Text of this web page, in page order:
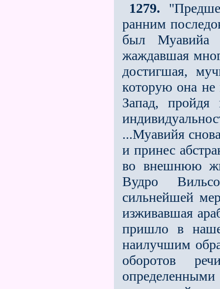
1279.
ранним
был Муавийа
жаждавшая
достигшая,
которую она не
Запад, пройдя
...Муавийя
и принес
во внешнюю
Вудро
сильнейшей
изживавшая
пришло в
наилучшим
обо­ротов